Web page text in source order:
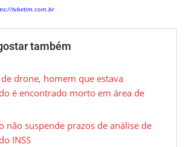
tvbetim.com.br
também
drone, homem que estava
é encontrado morto em área de
não suspende prazos de análise de
INSS